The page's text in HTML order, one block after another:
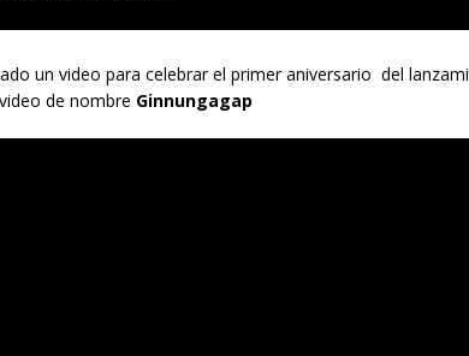
un video para celebrar el primer aniversario del
de nombre Ginnungagap